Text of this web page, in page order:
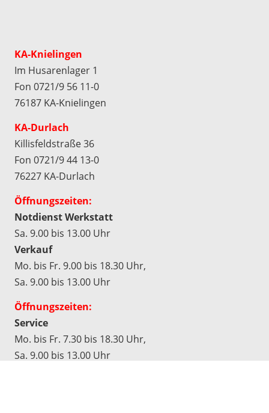
KA-Knielingen
Im Husarenlager 1
Fon 0721/9 56 11-0
76187 KA-Knielingen
KA-Durlach
Killisfeldstraße 36
Fon 0721/9 44 13-0
76227 KA-Durlach
Öffnungszeiten:
Notdienst Werkstatt
Sa. 9.00 bis 13.00 Uhr
Verkauf
Mo. bis Fr. 9.00 bis 18.30 Uhr,
Sa. 9.00 bis 13.00 Uhr
Öffnungszeiten:
Service
Mo. bis Fr. 7.30 bis 18.30 Uhr,
Sa. 9.00 bis 13.00 Uhr